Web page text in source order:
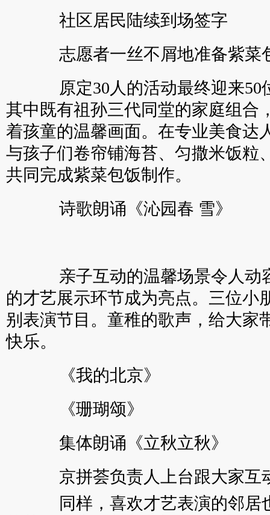
社区居民陆续到场签字
志愿者一丝不屑地准备紫菜
原定30人的活动最终迎来50
其中既有祖孙三代同堂的家庭组合
着孩童的温馨画面。在专业美食达
与孩子们卷帘铺海苔、匀撒米饭粒
共同完成紫菜包饭制作。
诗歌朗诵《沁园春 雪》
亲子互动的温馨场景令人动
的才艺展示环节成为亮点。三位小
别表演节目。童稚的歌声，给大家
快乐。
《我的北京》
《珊瑚颂》
集体朗诵《立秋立秋》
京拼荟负责人上台跟大家互
同样，喜欢才艺表演的邻居